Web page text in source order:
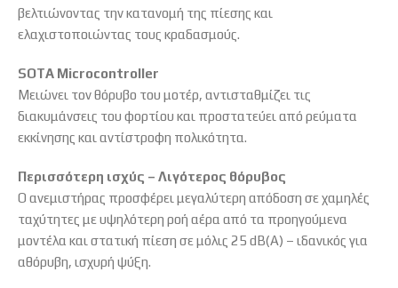
βελτιώνοντας την κατανομή της πίεσης και
ελαχιστοποιώντας τους κραδασμούς.
SOTA Microcontroller
Μειώνει τον θόρυβο του μοτέρ, αντισταθμίζει τις
διακυμάνσεις του φορτίου και προστατεύει από ρεύματα
εκκίνησης και αντίστροφη πολικότητα.
Περισσότερη ισχύς – Λιγότερος θόρυβος
Ο ανεμιστήρας προσφέρει μεγαλύτερη απόδοση σε χαμηλές
ταχύτητες με υψηλότερη ροή αέρα από τα προηγούμενα
μοντέλα και στατική πίεση σε μόλις 25 dB(A) – ιδανικός για
αθόρυβη, ισχυρή ψύξη.